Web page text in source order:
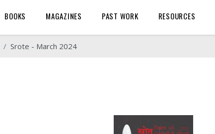
BOOKS MAGAZINES PAST WORK RESOURCES
Srote - March 2024